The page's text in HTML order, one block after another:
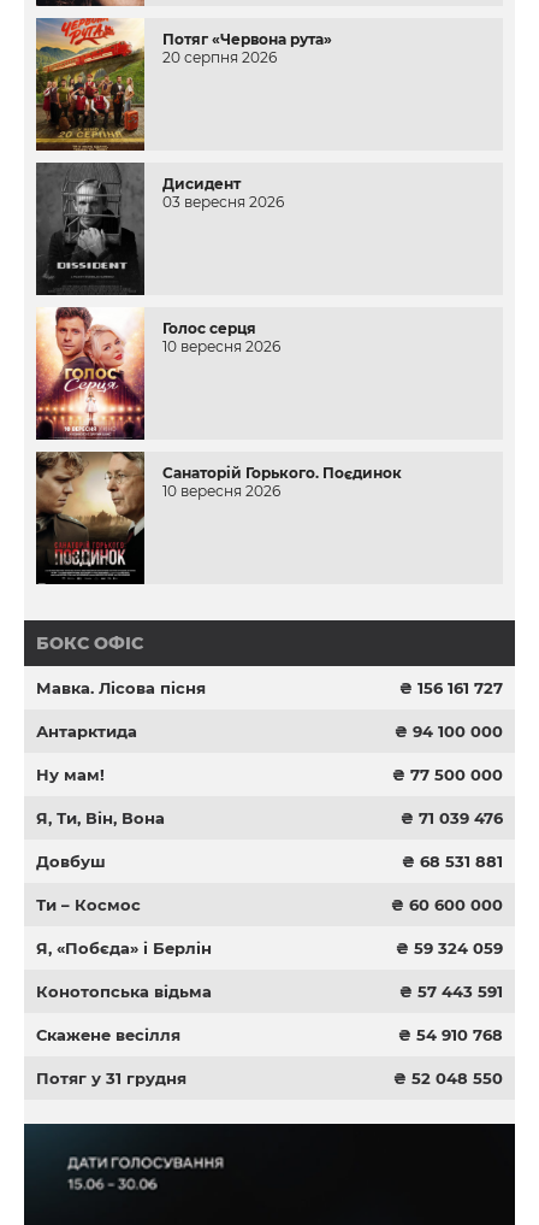
Потяг «Червона рута»
20 серпня 2026
Дисидент
03 вересня 2026
Голос серця
10 вересня 2026
Санаторій Горького. Поєдинок
10 вересня 2026
БОКС ОФІС
Мавка. Лісова пісня ₴ 156 161 727
Антарктида ₴ 94 100 000
Ну мам! ₴ 77 500 000
Я, Ти, Він, Вона ₴ 71 039 476
Довбуш ₴ 68 531 881
Ти – Космос ₴ 60 600 000
Я, «Побєда» і Берлін ₴ 59 324 059
Конотопська відьма ₴ 57 443 591
Скажене весілля ₴ 54 910 768
Потяг у 31 грудня ₴ 52 048 550